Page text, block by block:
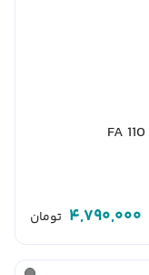
4,790,000 تومان